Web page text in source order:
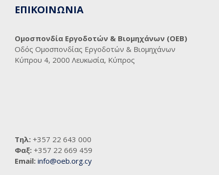
ΕΠΙΚΟΙΝΩΝΙΑ
Ομοσπονδία Εργοδοτών & Βιομηχάνων (ΟΕΒ)
Οδός Ομοσπονδίας Εργοδοτών & Βιομηχάνων
Κύπρου 4, 2000 Λευκωσία, Κύπρος
Τηλ: +357 22 643 000
Φαξ: +357 22 669 459
Email: info@oeb.org.cy